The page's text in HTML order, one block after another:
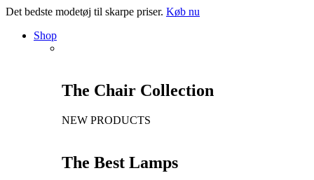
Det bedste modetøj til skarpe priser. Køb nu
Shop
The Chair Collection
NEW PRODUCTS
The Best Lamps